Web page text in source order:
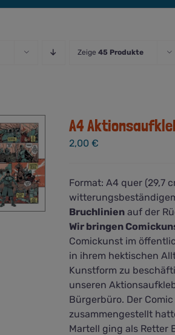
Zeige 45 Produkte
A4
2,00 €
Format: A4 quer (29,7
Bruchlinienauf der
Wir bringen
Comickunst im
in ihrem hektischen
Kunstform zu
unseren
Bürgerbüro. Der
zusammengestellt
Martell ging als Retter